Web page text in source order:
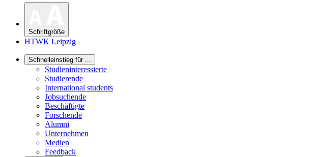
Schriftgröße
HTWK Leipzig
Schnelleinstieg für ...
Studieninteressierte
Studierende
International students
Jobsuchende
Beschäftigte
Forschende
Alumni
Unternehmen
Medien
Feedback